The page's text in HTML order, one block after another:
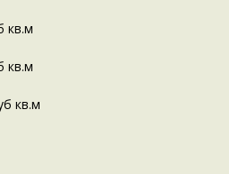
кв.м
кв.м
кв.м